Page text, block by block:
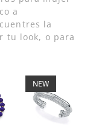
a
la
tu look, o para
NEW